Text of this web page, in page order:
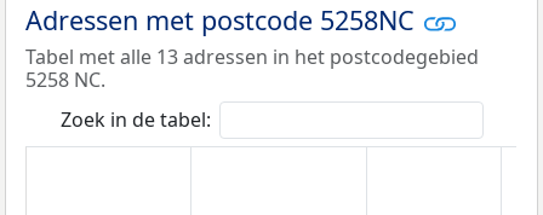
Adressen met postcode 5258NC
Tabel met alle 13 adressen in het postcodegebied
5258 NC.
Zoek in de tabel: